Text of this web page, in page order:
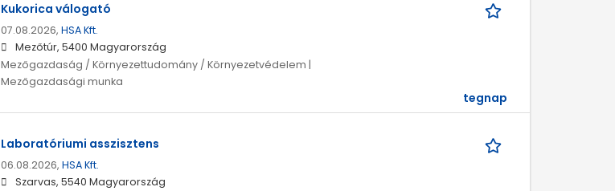
Kukorica válogató
07.08.2026, HSA Kft.
Mezőtúr, 5400 Magyarország
Mezőgazdaság / Környezettudomány / Környezetvédelem |
Mezőgazdasági munka
tegnap
Laboratóriumi asszisztens
06.08.2026, HSA Kft.
Szarvas, 5540 Magyarország